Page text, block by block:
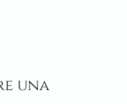
una